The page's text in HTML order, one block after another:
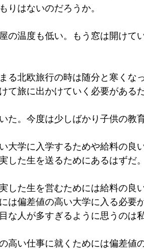
りはないのだろうか。
の温度も低い。もう窓は開けて
る北欧旅行の時は随分と寒くな
て旅に出かけていく必要があるだ
た。今度は少しばかり子供の教
大学に入学するためや給料の良
した生を送るためにあるはずだ。
した生を営むためには給料の良
は偏差値の高い大学に入る必要
な人が多すぎるように思うのは
高い仕事に就くためには偏差値